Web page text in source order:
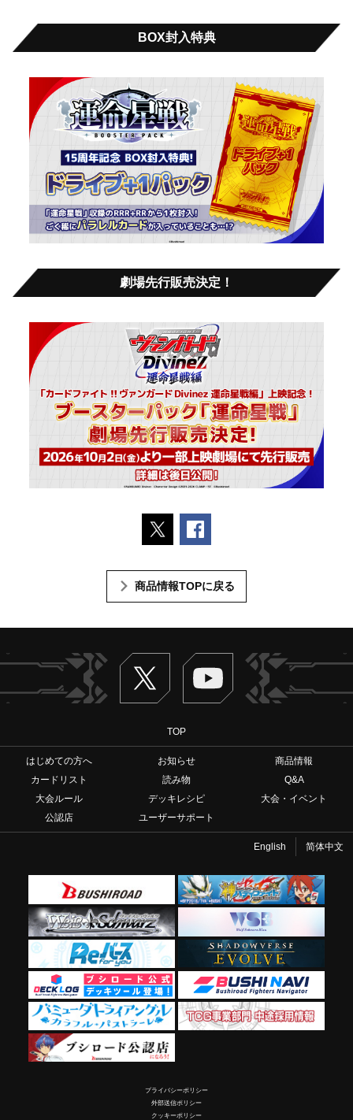
BOX封入特典
劇場先行販売決定！
ポストする
商品情報TOPに戻る
Twitter ヴァンガードch
TOP
はじめての方へ お知らせ
商品情報
カードリスト
読み物
Q&A
大会ルール
デッキレシピ
大会・イベント
公認店
ユーザーサポート
English 简体中文
プライバシーポリシー
外部送信ポリシー
クッキーポリシー